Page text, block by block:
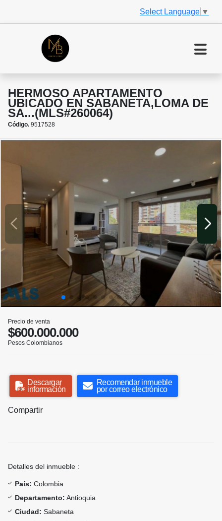
Select Language ▼
HERMOSO APARTAMENTO
UBICADO EN SABANETA,LOMA DE
SA...(MLS#260064)
Código. 9517528
Precio de venta
$600.000.000
Pesos Colombianos
Descargar
información
Recomendar inmueble
por correo electrónico
Compartir
Detalles del inmueble :
País: Colombia
Departamento: Antioquia
Ciudad: Sabaneta